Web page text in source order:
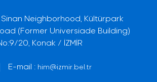
Sinan Neighborhood, Kültürpark
(Former Universiade Building)
20, Konak / İZMİR
E-mail : him@izmir.bel.tr